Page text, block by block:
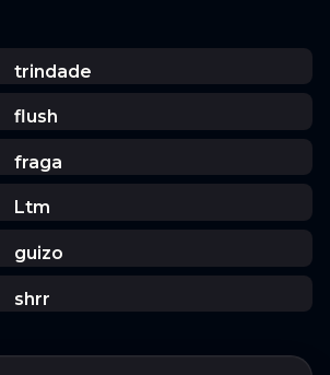
trindade
flush
fraga
Ltm
guizo
shrr